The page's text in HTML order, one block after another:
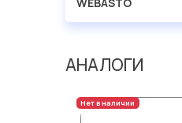
АНАЛОГИ
Нет в наличии